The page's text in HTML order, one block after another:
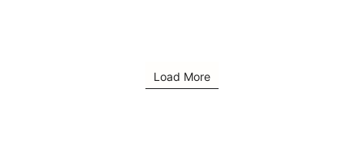
Load More